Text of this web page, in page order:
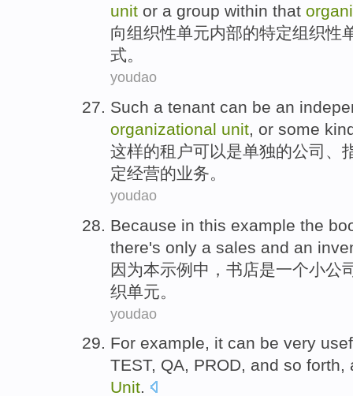
unit or a group within that
向组织性单元内部的特定组织性
式。
youdao
Such a tenant can be an
organizational unit, or some
这样的租户可以是单独的公司 、
定经营的业务。
youdao
Because in this example the
there's only a sales and an
因为本示例中 ， 书店是一个小公
织单元 。
youdao
For example, it can be very
TEST, QA, PROD, and so forth,
Unit.